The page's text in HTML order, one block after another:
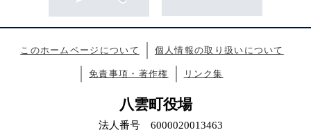
このホームページについて 個人情報の取り扱いについて
免責事項・著作権 リンク集
八雲町役場
法人番号 6000020013463